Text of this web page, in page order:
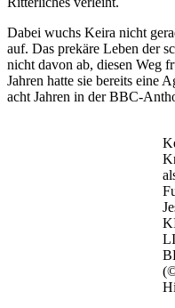
Dabei wuchs Keira nicht
auf. Das prekäre Leben der
nicht davon ab, diesen Weg
Jahren hatte sie bereits eine
acht Jahren in der BBC-